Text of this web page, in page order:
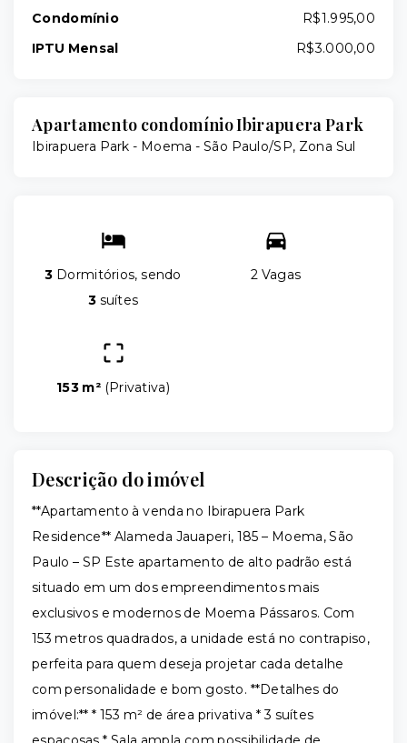
Condomínio
R$1.995,00
IPTU Mensal
R$3.000,00
Apartamento condomínio Ibirapuera Park
Ibirapuera Park - Moema - São Paulo/SP, Zona Sul
3 Dormitórios, sendo
3suítes
2 Vagas
153 m² (Privativa)
Descrição do imóvel
**Apartamento à venda no Ibirapuera Park
Residence** Alameda Jauaperi, 185 – Moema, São
Paulo – SP Este apartamento de alto padrão está
situado em um dos empreendimentos mais
exclusivos e modernos de Moema Pássaros. Com
153 metros quadrados, a unidade está no contrapiso,
perfeita para quem deseja projetar cada detalhe
com personalidade e bom gosto. **Detalhes do
imóvel:** * 153 m² de área privativa * 3 suítes